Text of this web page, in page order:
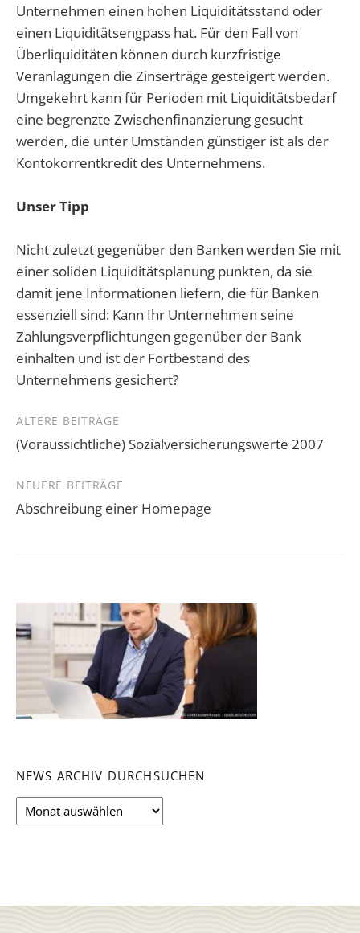
Unternehmen einen hohen Liquiditätsstand oder
einen Liquiditätsengpass hat. Für den Fall von
Überliquiditäten können durch kurzfristige
Veranlagungen die Zinserträge gesteigert werden.
Umgekehrt kann für Perioden mit Liquiditätsbedarf
eine begrenzte Zwischenfinanzierung gesucht
werden, die unter Umständen günstiger ist als der
Kontokorrentkredit des Unternehmens.
Unser Tipp
Nicht zuletzt gegenüber den Banken werden Sie mit
einer soliden Liquiditätsplanung punkten, da sie
damit jene Informationen liefern, die für Banken
essenziell sind: Kann Ihr Unternehmen seine
Zahlungsverpflichtungen gegenüber der Bank
einhalten und ist der Fortbestand des
Unternehmens gesichert?
Beitragsnavigation
ÄLTERE BEITRÄGE
(Voraussichtliche) Sozialversicherungswerte 2007
NEUERE BEITRÄGE
Abschreibung einer Homepage
NEWS ARCHIV DURCHSUCHEN
News
Archiv